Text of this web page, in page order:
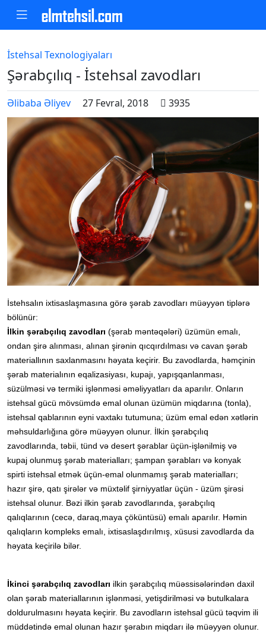
İstehsal Texnologiyaları
Şərabçılıq - İstehsal zavodları
Əlibaba Əliyev 27 Fevral, 2018 3935
İstehsalın ixtisaslaşmasına görə şərab zavodları müəyyən tiplərə
bölünür:
İlkin şərabçılıq zavodları (şərab məntəqələri) üzümün emalı,
ondan şirə alınması, alınan şirənin qıcqırdılması və cavan şərab
materiallının saxlanmasını həyata keçirir. Bu zavodlarda, həmçinin
şərab materialının eqalizasiyası, kupajı, yapışqanlanması,
süzülməsi və termiki işlənməsi əməliyyatları da aparılır. Onların
istehsal gücü mövsümdə emal olunan üzümün miqdarına (tonla),
istehsal qablarının eyni vaxtakı tutumuna; üzüm emal edən xətlərin
məhsuldarlığına görə müəyyən olunur. İlkin şərabçılıq
zavodlarında, təbii, tünd və desert şərablar üçün-işlənilmiş və
kupaj olunmuş şərab materialları; şampan şərabları və konyak
spirti istehsal etmək üçün-emal olunmamış şərab materialları;
hazır şirə, qatı şirələr və müxtəlif şirniyyatlar üçün - üzüm şirəsi
istehsal olunur. Bəzi ilkin şərab zavodlarında, şərabçılıq
qalıqlarının (cecə, daraq,maya çöküntüsü) emalı aparılır. Həmin
qalıqların kompleks emalı, ixtisaslaşdırılmış, xüsusi zavodlarda da
həyata keçirilə bilər.
İkinci şərabçılıq zavodları ilkin şərabçılıq müəssisələrindən daxil
olan şərab materiallarının işlənməsi, yetişdirilməsi və butulkalara
doldurulmasını həyata keçirir. Bu zavodların istehsal gücü təqvim ili
müddətində emal olunan hazır şərabın miqdarı ilə müəyyən olunur.